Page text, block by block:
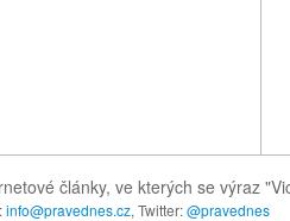
články, ve kterých se výraz
info@pravednes.cz, Twitter:@pravednes